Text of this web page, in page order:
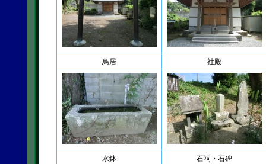
鳥居 社殿
水鉢 石祠・石碑